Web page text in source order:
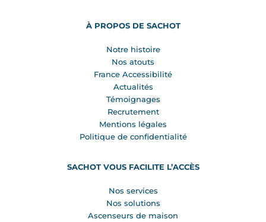
À PROPOS DE SACHOT
Notre histoire
Nos atouts
France Accessibilité
Actualités
Témoignages
Recrutement
Mentions légales
Politique de confidentialité
SACHOT VOUS FACILITE L’ACCÈS
Nos services
Nos solutions
Ascenseurs de maison